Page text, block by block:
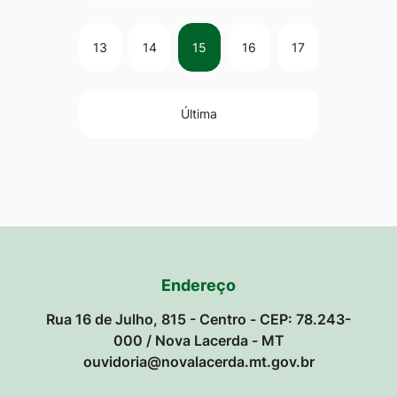
13 14 15 16 17
Última
Endereço
Rua 16 de Julho, 815 - Centro - CEP: 78.243-
000 / Nova Lacerda - MT
ouvidoria@novalacerda.mt.gov.br